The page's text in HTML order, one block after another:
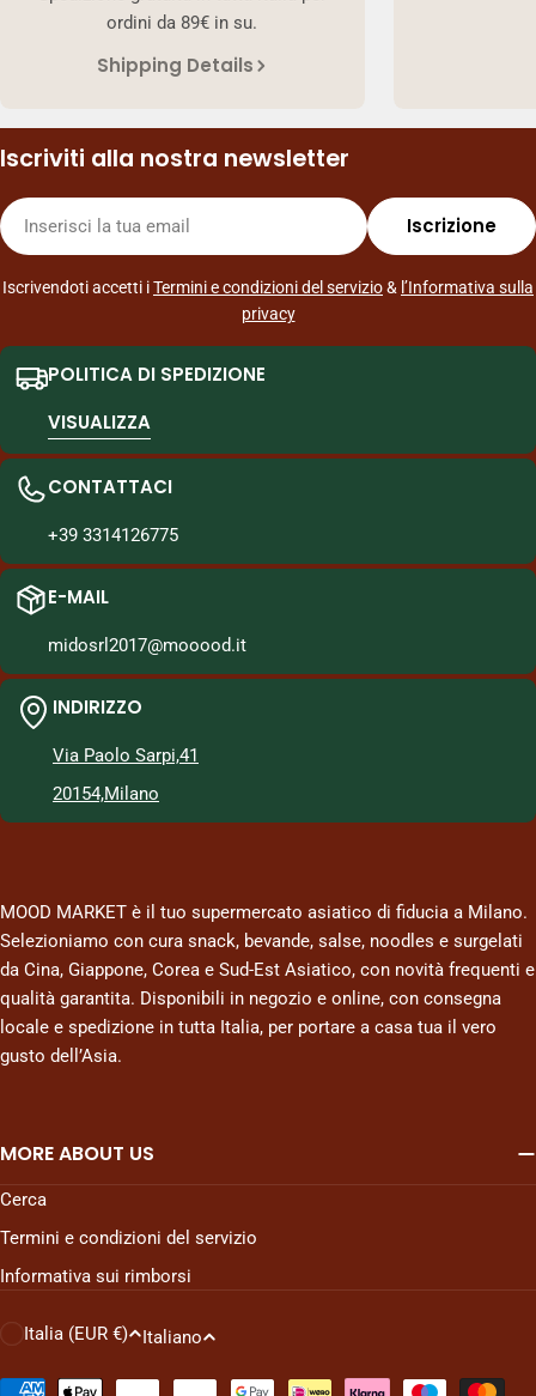
ordini da 89€ in su.
Shipping Details
Iscriviti alla nostra newsletter
E-
mail
Iscrizione
Iscrivendoti accetti iTermini e condizioni del servizio& l’Informativa sulla
privacy
POLITICA DI SPEDIZIONE
VISUALIZZA
CONTATTACI
+39 3314126775
E-MAIL
midosrl2017@mooood.it
INDIRIZZO
Via Paolo Sarpi,41
20154,Milano
MOOD MARKET è il tuo supermercato asiatico di fiducia a Milano.
Selezioniamo con cura snack, bevande, salse, noodles e surgelati
da Cina, Giappone, Corea e Sud-Est Asiatico, con novità frequenti e
qualità garantita. Disponibili in negozio e online, con consegna
locale e spedizione in tutta Italia, per portare a casa tua il vero
gusto dell’Asia.
MORE ABOUT US
Cerca
Termini e condizioni del servizio
Informativa sui rimborsi
Italia (EUR €)
L
Italiano
Metodi